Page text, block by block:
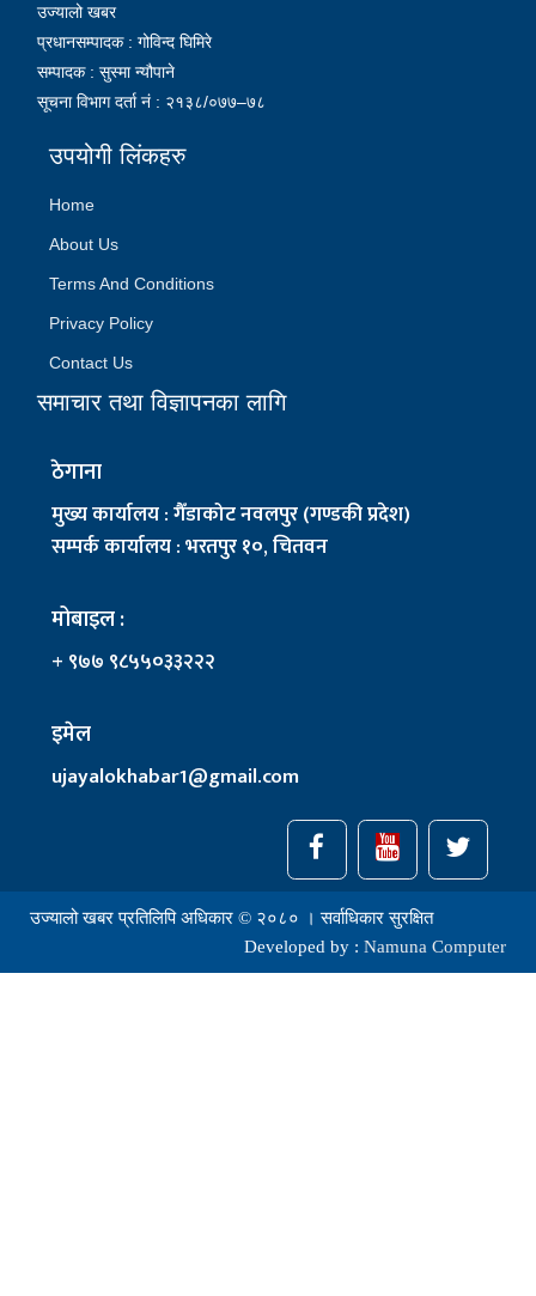
उज्यालो खबर
प्रधानसम्पादक : गोविन्द घिमिरे
सम्पादक : सुस्मा न्यौपाने
सूचना विभाग दर्ता नं : २१३८/०७७–७८
उपयोगी लिंकहरु
Home
About Us
Terms And Conditions
Privacy Policy
Contact Us
समाचार तथा विज्ञापनका लागि
ठेगाना
मुख्य कार्यालय : गैँडाकोट नवलपुर (गण्डकी प्रदेश)
सम्पर्क कार्यालय : भरतपुर १०, चितवन
मोबाइल :
+ ९७७ ९८५५०३३२२२
इमेल
ujayalokhabar1@gmail.com
उज्यालो खबर प्रतिलिपि अधिकार © २०८० । सर्वाधिकार सुरक्षित
Developed by : Namuna Computer